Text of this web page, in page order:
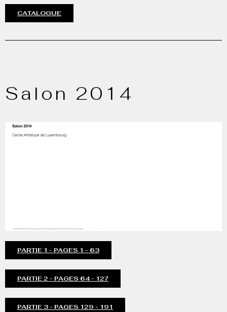
CATALOGUE
Salon 2014
PARTIE 1 - PAGES 1 - 63
PARTIE 2 - PAGES 64 - 127
PARTIE 3 - PAGES 129 - 191